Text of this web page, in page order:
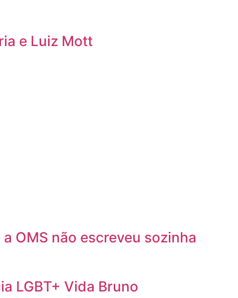
e Luiz Mott
OMS não escreveu sozinha
LGBT+ Vida Bruno